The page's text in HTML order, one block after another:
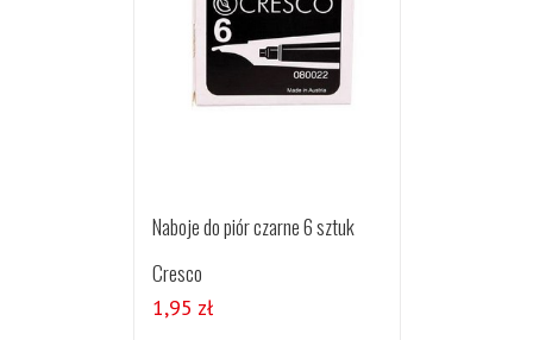
Naboje do piór czarne 6 sztuk
Cresco
1,95 zł